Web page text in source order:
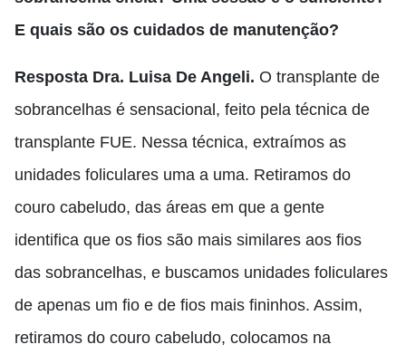
E quais são os cuidados de manutenção?
Resposta Dra. Luisa De Angeli. O transplante de
sobrancelhas é sensacional , feito pela técnica de
transplante FUE. Nessa técnica, extraímos as
unidades foliculares uma a uma. Retiramos do
couro cabeludo, das áreas em que a gente
identifica que os fios são mais similares aos fios
das sobrancelhas, e buscamos unidades foliculares
de apenas um fio e de fios mais fininhos. Assim,
retiramos do couro cabeludo, colocamos na